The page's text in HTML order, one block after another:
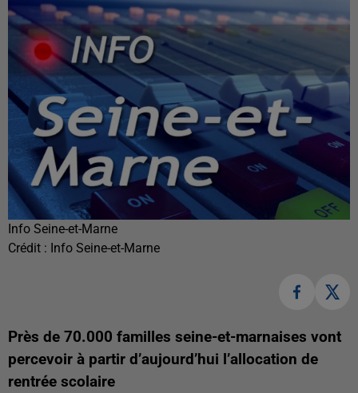
Info Seine-et-Marne
Crédit : Info Seine-et-Marne
Près de 70.000 familles seine-et-marnaises vont
percevoir à partir d’aujourd’hui l’allocation de
rentrée scolaire